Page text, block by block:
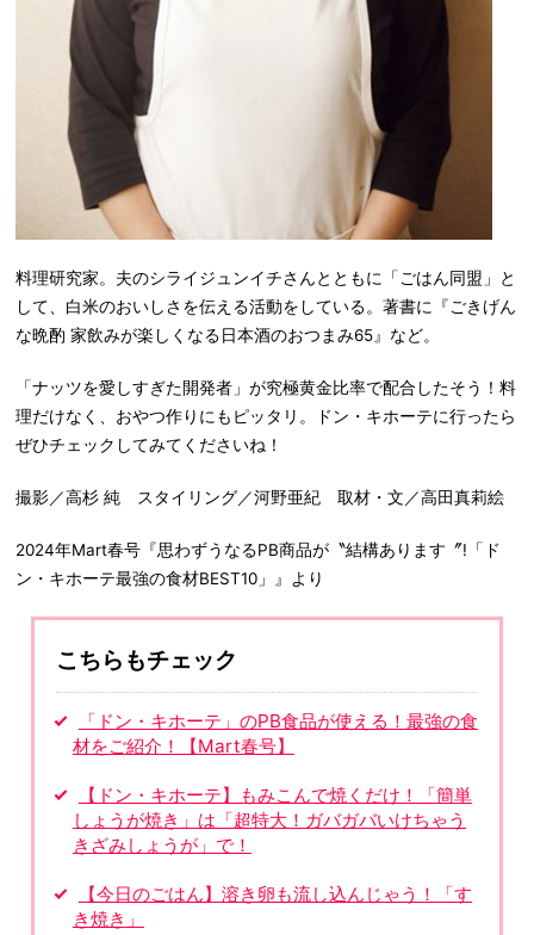
料理研究家。夫のシライジュンイチさんとともに「ごはん同盟」と
して、白米のおいしさを伝える活動をしている。著書に『ごきげん
な晩酌 家飲みが楽しくなる日本酒のおつまみ65』など。
「ナッツを愛しすぎた開発者」が究極黄金比率で配合したそう！料
理だけなく、おやつ作りにもピッタリ。ドン・キホーテに行ったら
ぜひチェックしてみてくださいね！
撮影／高杉 純 スタイリング／河野亜紀 取材・文／高田真莉絵
2024年Mart春号『思わずうなるPB商品が〝結構あります〞!「ド
ン・キホーテ最強の食材BEST10」』より
こちらもチェック
「ドン・キホーテ」のPB食品が使える！最強の食
材をご紹介！【Mart春号】
【ドン・キホーテ】もみこんで焼くだけ！「簡単
しょうが焼き」は「超特大！ガバガバいけちゃう
きざみしょうが」で！
【今日のごはん】溶き卵も流し込んじゃう！「す
き焼き」